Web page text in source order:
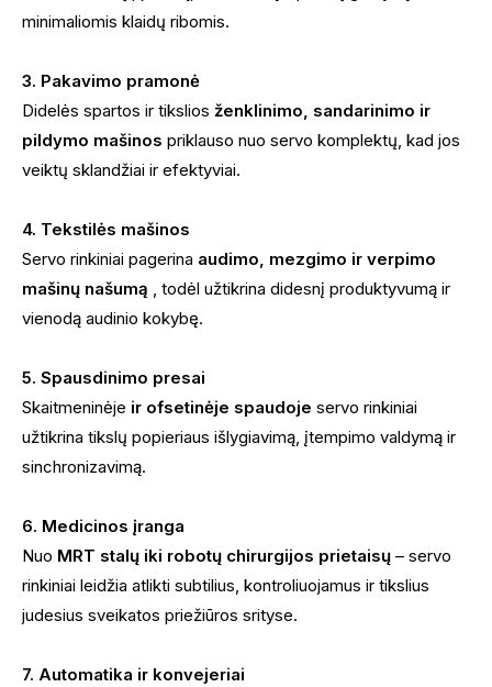
minimaliomis klaidų ribomis.
3. Pakavimo pramonė
Didelės spartos ir tikslios ženklinimo, sandarinimo ir
pildymo mašinos priklauso nuo servo komplektų, kad jos
veiktų sklandžiai ir efektyviai.
4. Tekstilės mašinos
Servo rinkiniai pagerina audimo, mezgimo ir verpimo
mašinų našumą , todėl užtikrina didesnį produktyvumą ir
vienodą audinio kokybę.
5. Spausdinimo presai
Skaitmeninėje ir ofsetinėje spaudoje servo rinkiniai
užtikrina tikslų popieriaus išlygiavimą, įtempimo valdymą ir
sinchronizavimą.
6. Medicinos įranga
Nuo MRT stalų iki robotų chirurgijos prietaisų – servo
rinkiniai leidžia atlikti subtilius, kontroliuojamus ir tikslius
judesius sveikatos priežiūros srityse.
7. Automatika ir konvejeriai